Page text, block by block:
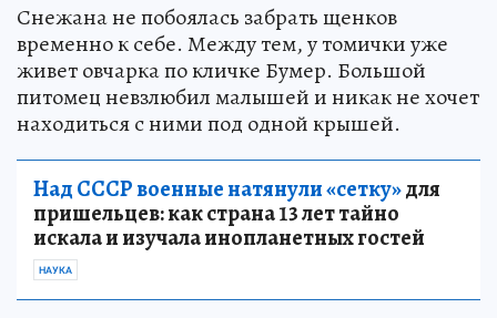
Снежана не побоялась забрать щенков
временно к себе. Между тем, у томички уже
живет овчарка по кличке Бумер. Большой
питомец невзлюбил малышей и никак не хочет
находиться с ними под одной крышей.
Над СССР военные натянули «сетку»для
пришельцев: как страна 13 лет тайно
искала и изучала инопланетных гостей
НАУКА